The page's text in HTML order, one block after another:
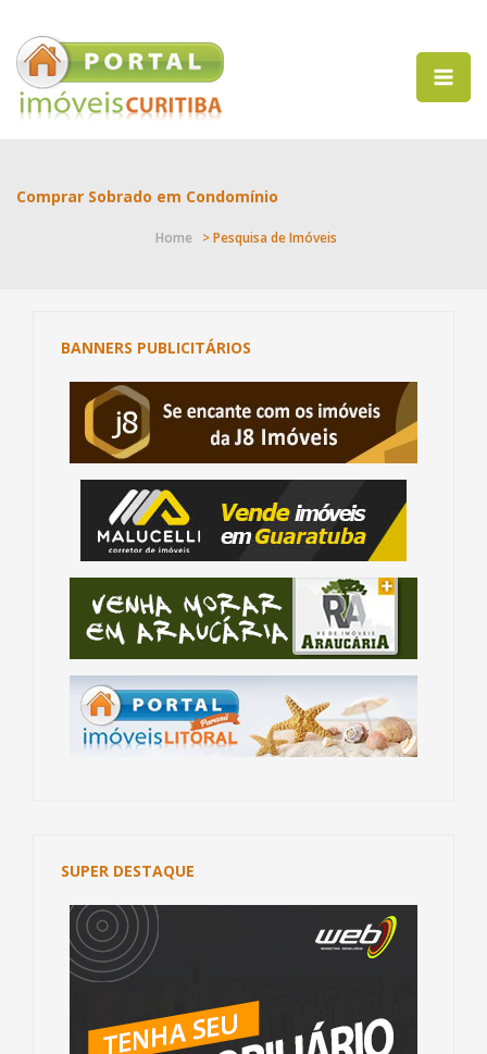
Comprar Sobrado em Condomínio
Home > Pesquisa de Imóveis
BANNERS PUBLICITÁRIOS
SUPER DESTAQUE